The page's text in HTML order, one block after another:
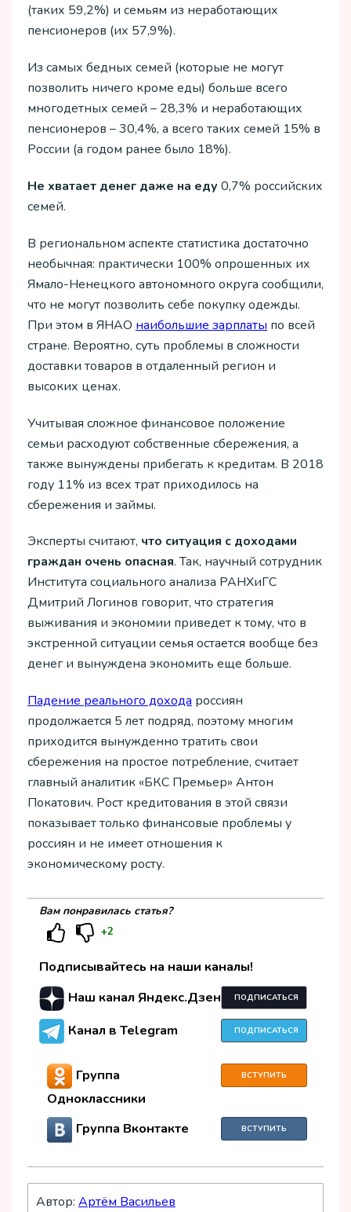
(таких 59,2%) и семьям из неработающих
пенсионеров (их 57,9%).
Из самых бедных семей (которые не могут
позволить ничего кроме еды) больше всего
многодетных семей – 28,3% и неработающих
пенсионеров – 30,4%, а всего таких семей 15% в
России (а годом ранее было 18%).
Не хватает денег даже на еду 0,7% российских
семей.
В региональном аспекте статистика достаточно
необычная: практически 100% опрошенных их
Ямало-Ненецкого автономного округа сообщили,
что не могут позволить себе покупку одежды.
При этом в ЯНАО наибольшие зарплаты по всей
стране. Вероятно, суть проблемы в сложности
доставки товаров в отдаленный регион и
высоких ценах.
Учитывая сложное финансовое положение
семьи расходуют собственные сбережения, а
также вынуждены прибегать к кредитам. В 2018
году 11% из всех трат приходилось на
сбережения и займы.
Эксперты считают, что ситуация с доходами
граждан очень опасная. Так, научный сотрудник
Института социального анализа РАНХиГС
Дмитрий Логинов говорит, что стратегия
выживания и экономии приведет к тому, что в
экстренной ситуации семья остается вообще без
денег и вынуждена экономить еще больше.
Падение реального дохода россиян
продолжается 5 лет подряд, поэтому многим
приходится вынужденно тратить свои
сбережения на простое потребление, считает
главный аналитик «БКС Премьер» Антон
Покатович. Рост кредитования в этой связи
показывает только финансовые проблемы у
россиян и не имеет отношения к
экономическому росту.
Вам понравилась статья?
+2
Подписывайтесь на наши каналы!
Наш канал Яндекс.Дзен
ПОДПИСАТЬСЯ
Канал в Telegram ПОДПИСАТЬСЯ
Группа
Одноклассники
ВСТУПИТЬ
Группа Вконтакте ВСТУПИТЬ
Автор: Артём Васильев